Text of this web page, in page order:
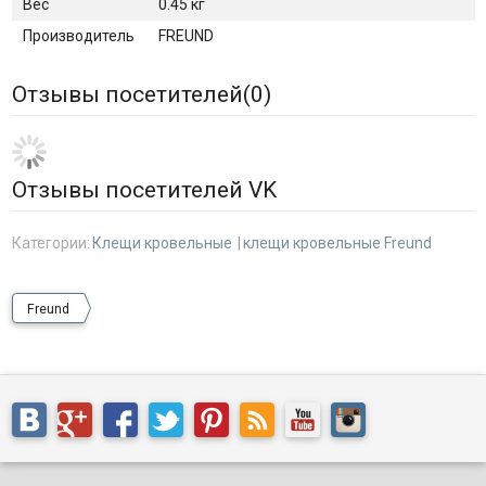
Вес
0.45 кг
Производитель
FREUND
Отзывы посетителей(0)
Отзывы посетителей VK
Категории:Клещи кровельные клещи кровельные Freund
Freund